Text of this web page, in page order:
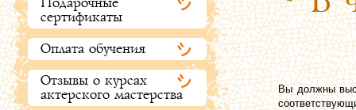
сертификаты
Оплата обучения
Отзывы о курсах
актерского мастерства
Вы должны